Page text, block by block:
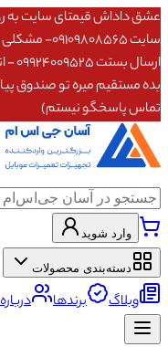
عشق داداش قیمتای سایت به
تماس پاسخگو نیستم)
وارد شوید
دسته‌بندی محصولات
وبلاگ برندها